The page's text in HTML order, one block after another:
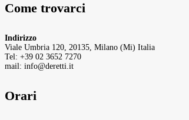
Come trovarci
Indirizzo
Viale Umbria 120, 20135, Milano (Mi) Italia
Tel: +39 02 3652 7270
mail: info@deretti.it
Orari